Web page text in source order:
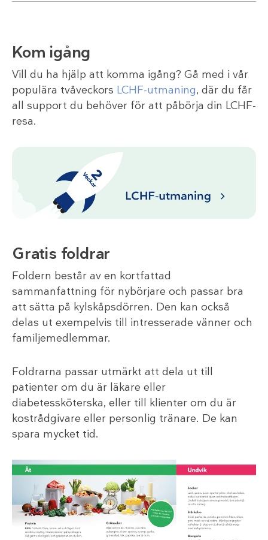
Kom igång
Vill du ha hjälp att komma igång? Gå med i vår
populära tvåveckors LCHF-utmaning, där du får
all support du behöver för att påbörja din LCHF-
resa.
Gratis foldrar
Foldern består av en kortfattad
sammanfattning för nybörjare och passar bra
att sätta på kylskåpsdörren. Den kan också
delas ut exempelvis till intresserade vänner och
familjemedlemmar.
Foldrarna passar utmärkt att dela ut till
patienter om du är läkare eller
diabetessköterska, eller till klienter om du är
kostrådgivare eller personlig tränare. De kan
spara mycket tid.